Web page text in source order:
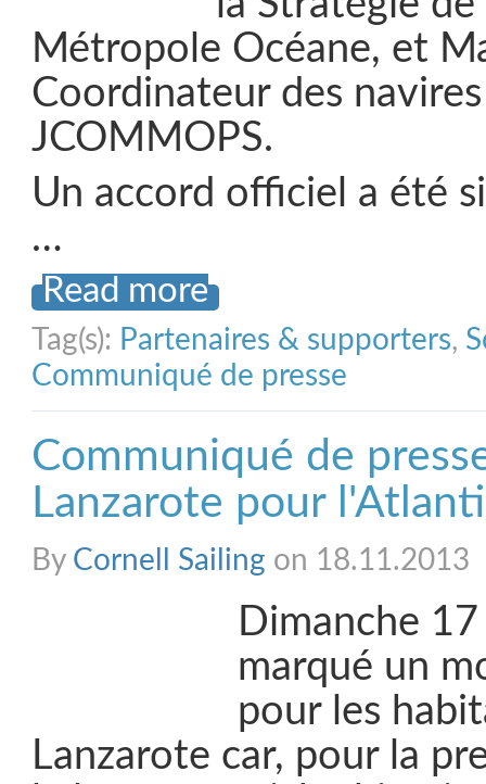
Métropole Océane, et
Coordinateur des
JCOMMOPS.
Un accord officiel a été
…
Read more
Tag(s): Partenaires & supporters,
Communiqué de presse
Communiqué de
Lanzarote pour
By Cornell Sailing on 18.11.2013
Dimanche
marqué un
pour les
Lanzarote car, pour la